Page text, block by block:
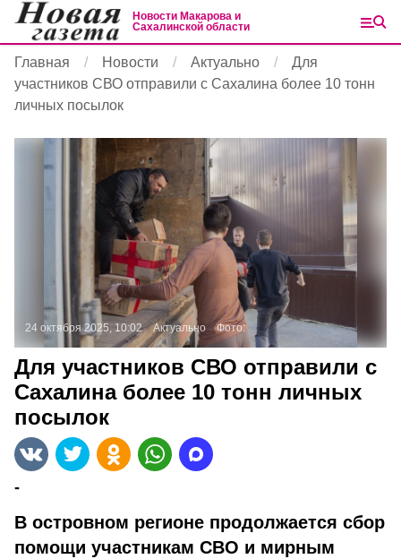
Новости Макарова и
Сахалинской области
Главная Новости Актуально
Для
участников СВО отправили с Сахалина более 10 тонн
личных посылок
24 октября 2025, 10:02 Актуально Фото:
Для участников СВО отправили с
Сахалина более 10 тонн личных
посылок
-
В островном регионе продолжается сбор
помощи участникам СВО и мирным